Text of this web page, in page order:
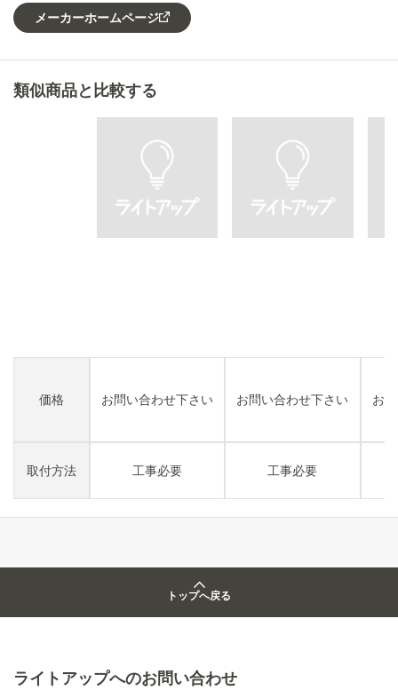
メーカーホームページ
類似商品と比較する
価格
取付方法
お問い合わせ下さい
工事必要
お問い合わせ下さい
工事必要
お
トップへ戻る
ライトアップへのお問い合わせ